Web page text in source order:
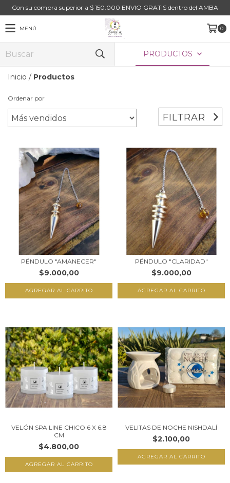
Con su compra superior a $ 150.000 ENVIO GRATIS dentro del AMBA
MENÚ 0
PRODUCTOS
Inicio / Productos
Ordenar por
FILTRAR
PÉNDULO "AMANECER"
$9.000,00
PÉNDULO "CLARIDAD"
$9.000,00
VELÓN SPA LINE CHICO 6 X 6.8
CM
$4.800,00
VELITAS DE NOCHE NISHDALÍ
$2.100,00